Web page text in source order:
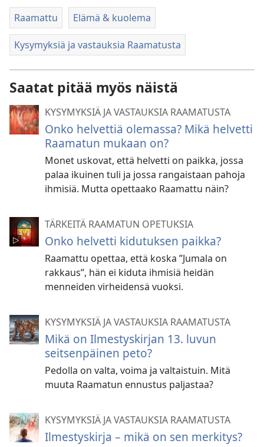
Raamattu Elämä & kuolema
Kysymyksiä ja vastauksia Raamatusta
Saatat pitää myös näistä
KYSYMYKSIÄ JA VASTAUKSIA RAAMATUSTA
Onko helvettiä olemassa? Mikä helvetti
Raamatun mukaan on?
Monet uskovat, että helvetti on paikka, jossa
palaa ikuinen tuli ja jossa rangaistaan pahoja
ihmisiä. Mutta opettaako Raamattu näin?
TÄRKEITÄ RAAMATUN OPETUKSIA
Onko helvetti kidutuksen paikka?
Raamattu opettaa, että koska ”Jumala on
rakkaus”, hän ei kiduta ihmisiä heidän
menneiden virheidensä vuoksi.
KYSYMYKSIÄ JA VASTAUKSIA RAAMATUSTA
Mikä on Ilmestyskirjan 13. luvun
seitsenpäinen peto?
Pedolla on valta, voima ja valtaistuin. Mitä
muuta Raamatun ennustus paljastaa?
KYSYMYKSIÄ JA VASTAUKSIA RAAMATUSTA
Ilmestyskirja – mikä on sen merkitys?